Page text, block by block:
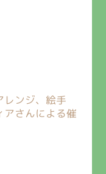
レンジ、絵手
アさんによる催